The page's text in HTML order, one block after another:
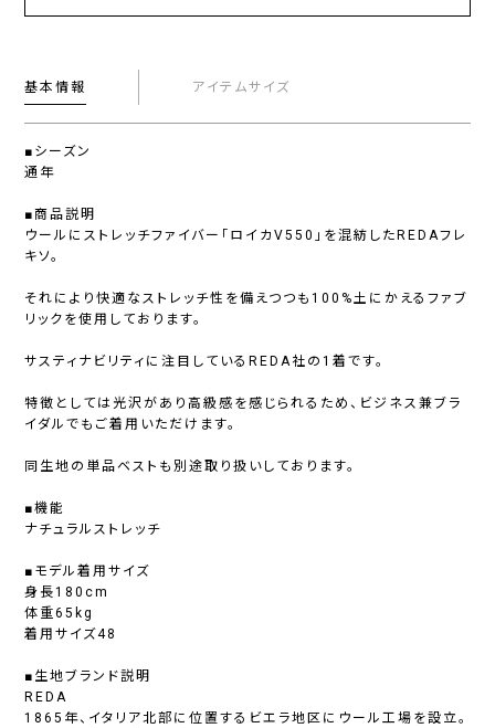
基本情報 アイテムサイズ
■シーズン
通年
■商品説明
ウールにストレッチファイバー「ロイカV550」を混紡したREDAフレ
キソ。
それにより快適なストレッチ性を備えつつも100%土にかえるファブ
リックを使用しております。
サスティナビリティに注目しているREDA社の1着です。
特徴としては光沢があり高級感を感じられるため、ビジネス兼ブラ
イダルでもご着用いただけます。
同生地の単品ベストも別途取り扱いしております。
■機能
ナチュラルストレッチ
■モデル着用サイズ
身長180cm
体重65kg
着用サイズ48
■生地ブランド説明
REDA
1865年、イタリア北部に位置するビエラ地区にウール工場を設立。